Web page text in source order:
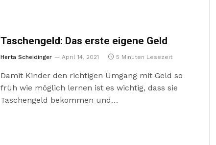
Taschengeld: Das erste eigene Geld
Herta Scheidinger April 14, 2021 5 Minuten Lesezeit
Damit Kinder den richtigen Umgang mit Geld so
früh wie möglich lernen ist es wichtig, dass sie
Taschengeld bekommen und…